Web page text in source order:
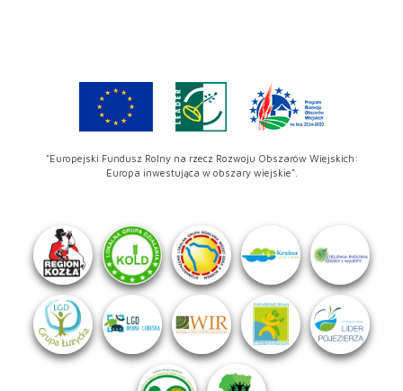
"Europejski Fundusz Rolny na rzecz Rozwoju Obszarów Wiejskich:
Europa inwestująca w obszary wiejskie".